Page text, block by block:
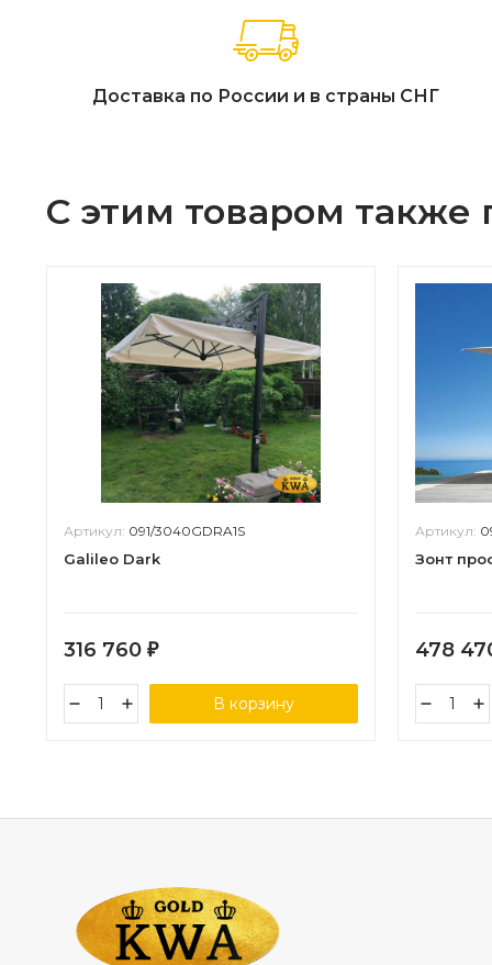
Доставка по России и в страны СНГ
С этим товаром также
Артикул: 091/3040GDRA1S
Galileo Dark
316 760 ₽
В корзину
Артикул:
Зонт
478